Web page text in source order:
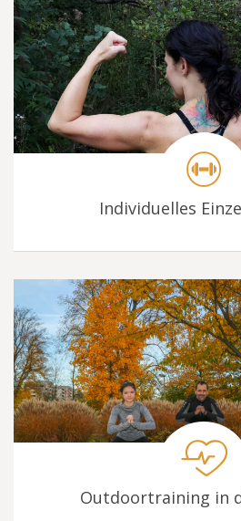
Individuelles
Outdoortraining in